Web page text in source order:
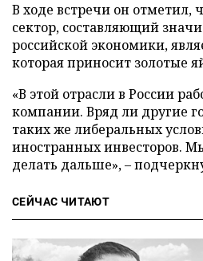
В ходе встречи он отметил,
сектор, составляющий
российской экономики,
которая приносит золотые
«В этой отрасли в России
компании. Вряд ли другие
таких же либеральных
иностранных инвесторов.
делать дальше»,–
СЕЙЧАС ЧИТАЮТ